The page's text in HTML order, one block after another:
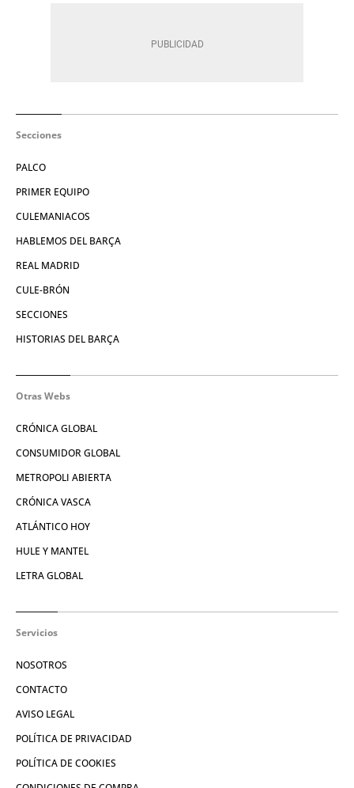
Secciones
PALCO
PRIMER EQUIPO
CULEMANIACOS
HABLEMOS DEL BARÇA
REAL MADRID
CULE-BRÓN
SECCIONES
HISTORIAS DEL BARÇA
Otras Webs
CRÓNICA GLOBAL
CONSUMIDOR GLOBAL
METROPOLI ABIERTA
CRÓNICA VASCA
ATLÁNTICO HOY
HULE Y MANTEL
LETRA GLOBAL
Servicios
NOSOTROS
CONTACTO
AVISO LEGAL
POLÍTICA DE PRIVACIDAD
POLÍTICA DE COOKIES